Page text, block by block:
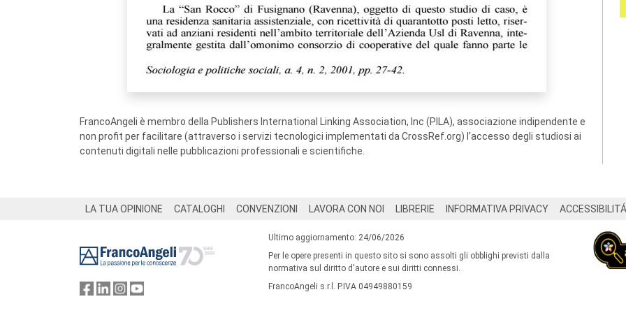
FrancoAngeli è membro della Publishers International Linking Association, Inc (PILA), associazione indipendente e
non profit per facilitare (attraverso i servizi tecnologici implementati da CrossRef.org) l’accesso degli studiosi ai
contenuti digitali nelle pubblicazioni professionali e scientifiche.
LA TUA OPINIONE CATALOGHI CONVENZIONI LAVORA CON NOI LIBRERIE INFORMATIVA PRIVACY ACCESSIBILITÁ
Ultimo aggiornamento: 24/06/2026
Per le opere presenti in questo sito si sono assolti gli obblighi previsti dalla
normativa sul diritto d'autore e sui diritti connessi.
FrancoAngeli s.r.l. P.IVA 04949880159